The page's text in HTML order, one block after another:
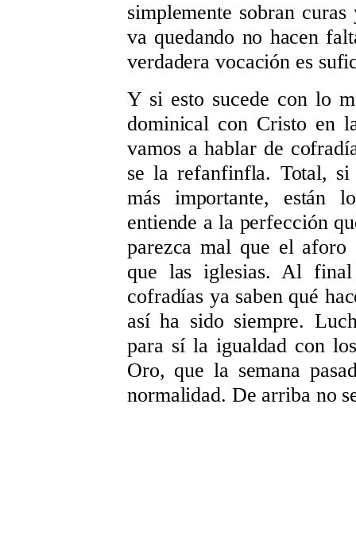
simplemente sobran
va quedando no hacen
verdadera vocación es
Y si esto sucede con lo
dominical con Cristo en
vamos a hablar de
se la refanfinfla. Total, si
más importante, están
entiende a la perfección
parezca mal que el aforo
que las iglesias. Al
cofradías ya saben qué
así ha sido siempre.
para sí la igualdad con
Oro, que la semana
normalidad. De arriba no